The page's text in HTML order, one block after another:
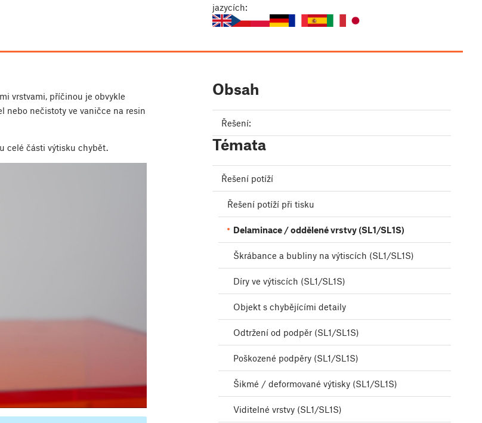
jazycích:
vrstvami, příčinou je obvykle
nebo nečistoty ve vaničce na resin
celé části výtisku chybět.
Obsah
Řešení:
Témata
Řešení potíží
Řešení potíží při tisku
Delaminace / oddělené vrstvy (SL1/SL1S)
Škrábance a bubliny na výtiscích (SL1/SL1S)
Díry ve výtiscích (SL1/SL1S)
Objekt s chybějícími detaily
Odtržení od podpěr (SL1/SL1S)
Poškozené podpěry (SL1/SL1S)
Šikmé / deformované výtisky (SL1/SL1S)
Viditelné vrstvy (SL1/SL1S)